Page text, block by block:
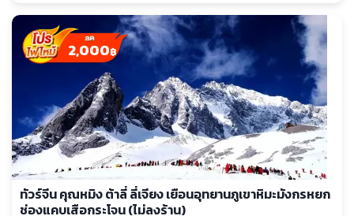
2,000฿
ทัวร์จีน คุณหมิง ต้าลี่ ลี่เจียง เยือนอุทยานภูเขาหิมะมังกรหยก
ช่องแคบเสือกระโจน (ไม่ลงร้าน)